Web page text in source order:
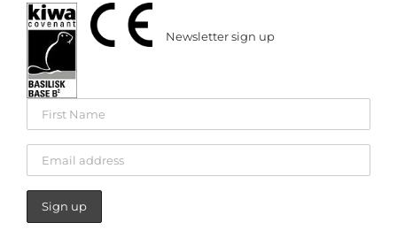
Newsletter sign up